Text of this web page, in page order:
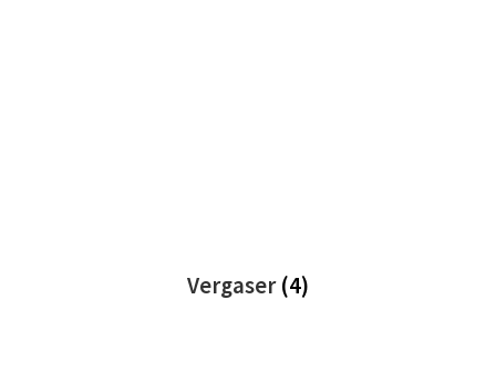
Vergaser(4)